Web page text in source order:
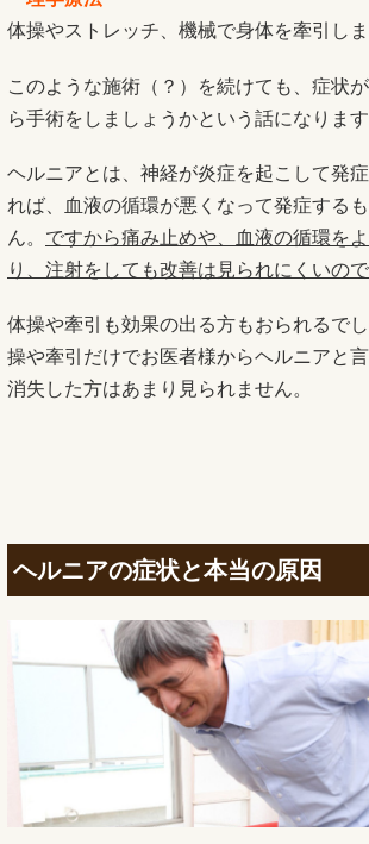
体操やストレッチ、機械で身体を牽引しま
このような施術（？）を続けても、症状
ら手術をしましょうかという話になります
ヘルニアとは、神経が炎症を起こして発
れば、血液の循環が悪くなって発症する
ん。 ですから痛み止めや、血液の循環を
り、注射をしても改善は見られにくいので
体操や牽引も効果の出る方もおられるで
操や牽引だけでお医者様からヘルニアと
消失した方はあまり見られません。
ヘルニアの症状と本当の原因